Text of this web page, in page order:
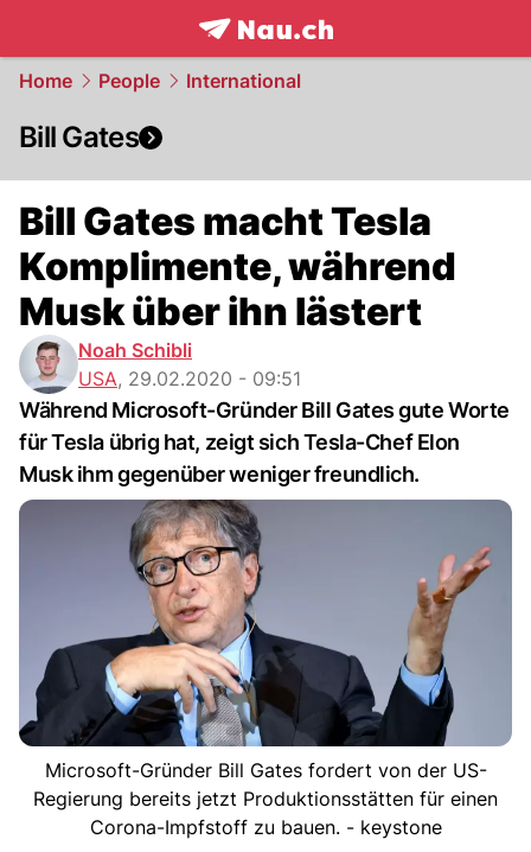
frontpage.NAU.ch
Home People International
Bill Gates
Bill Gates macht Tesla
Komplimente, während
Musk über ihn lästert
Noah Schibli
USA, 29.02.2020 - 09:51
Während Microsoft-Gründer Bill Gates gute Worte
für Tesla übrig hat, zeigt sich Tesla-Chef Elon
Musk ihm gegenüber weniger freundlich.
Microsoft-Gründer Bill Gates fordert von der US-
Regierung bereits jetzt Produktionsstätten für einen
Corona-Impfstoff zu bauen. - keystone